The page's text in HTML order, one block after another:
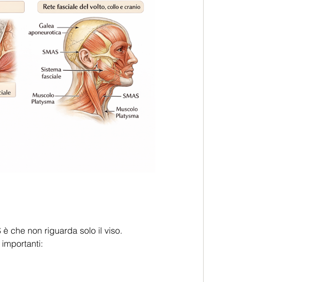
che non riguarda solo il viso.